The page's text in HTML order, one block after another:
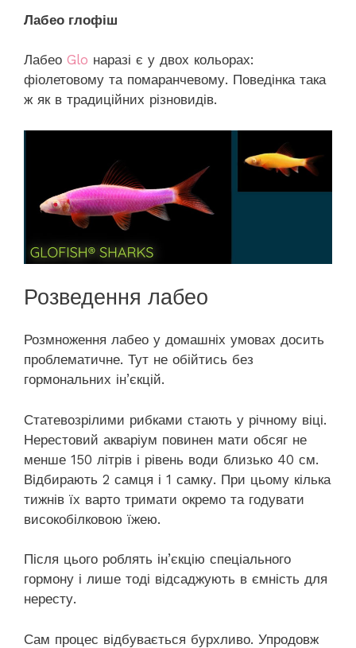
Лабео глофіш
Лабео Glo наразі є у двох кольорах:
фіолетовому та помаранчевому. Поведінка така
ж як в традиційних різновидів.
Розведення лабео
Розмноження лабео у домашніх умовах досить
проблематичне. Тут не обійтись без
гормональних ін’єкцій.
Статевозрілими рибками стають у річному віці.
Нерестовий акваріум повинен мати обсяг не
менше 150 літрів і рівень води близько 40 см.
Відбирають 2 самця і 1 самку. При цьому кілька
тижнів їх варто тримати окремо та годувати
високобілковою їжею.
Після цього роблять ін’єкцію спеціального
гормону і лише тоді відсаджують в ємність для
нересту.
Сам процес відбувається бурхливо. Упродовж